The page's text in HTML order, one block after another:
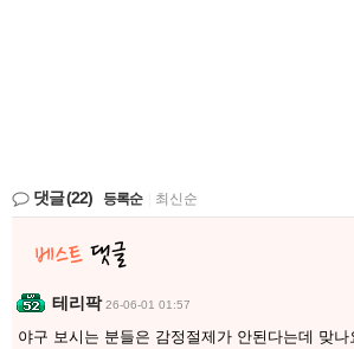
댓글(22) 등록순 최신순
테리팍 26-06-01 01:57
야구 보시는 분들은 감정절제가 안된다는데 맞나